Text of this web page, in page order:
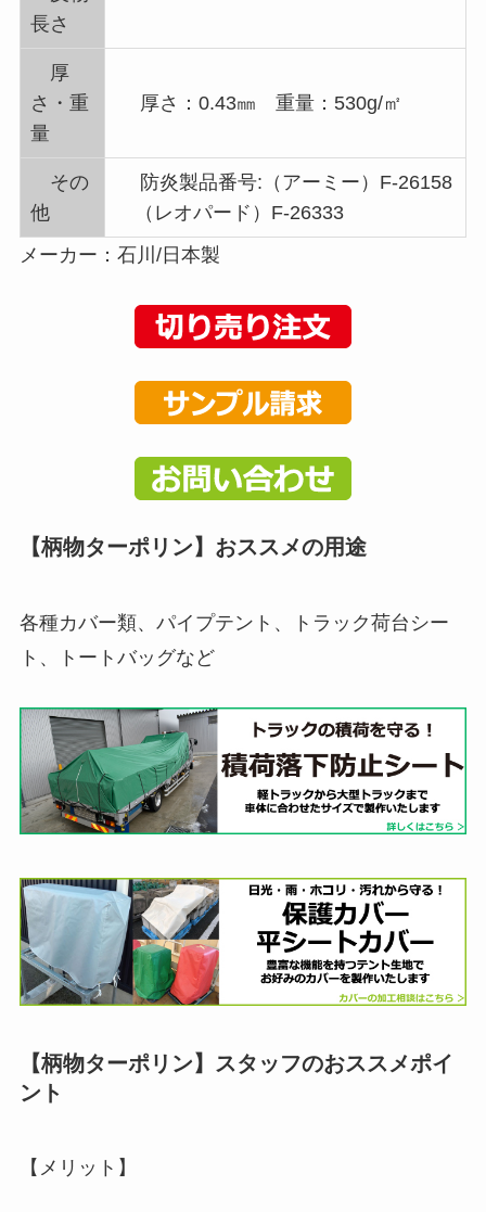
長さ
厚
さ・重
量
厚さ：0.43㎜ 重量：530g/㎡
その
他
防炎製品番号:（アーミー）F-26158
（レオパード）F-26333
メーカー：石川/日本製
【柄物ターポリン】おススメの用途
各種カバー類、パイプテント、トラック荷台シー
ト、トートバッグなど
【柄物ターポリン】スタッフのおススメポイ
ント
【メリット】